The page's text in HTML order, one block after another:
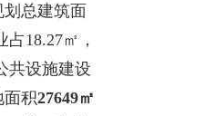
总建筑面
占18.27㎡，
共设施建设
面积27649㎡